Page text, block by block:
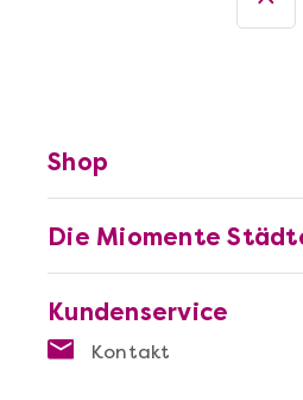
Kundenservice
Kontakt
Die Miomente
Shop